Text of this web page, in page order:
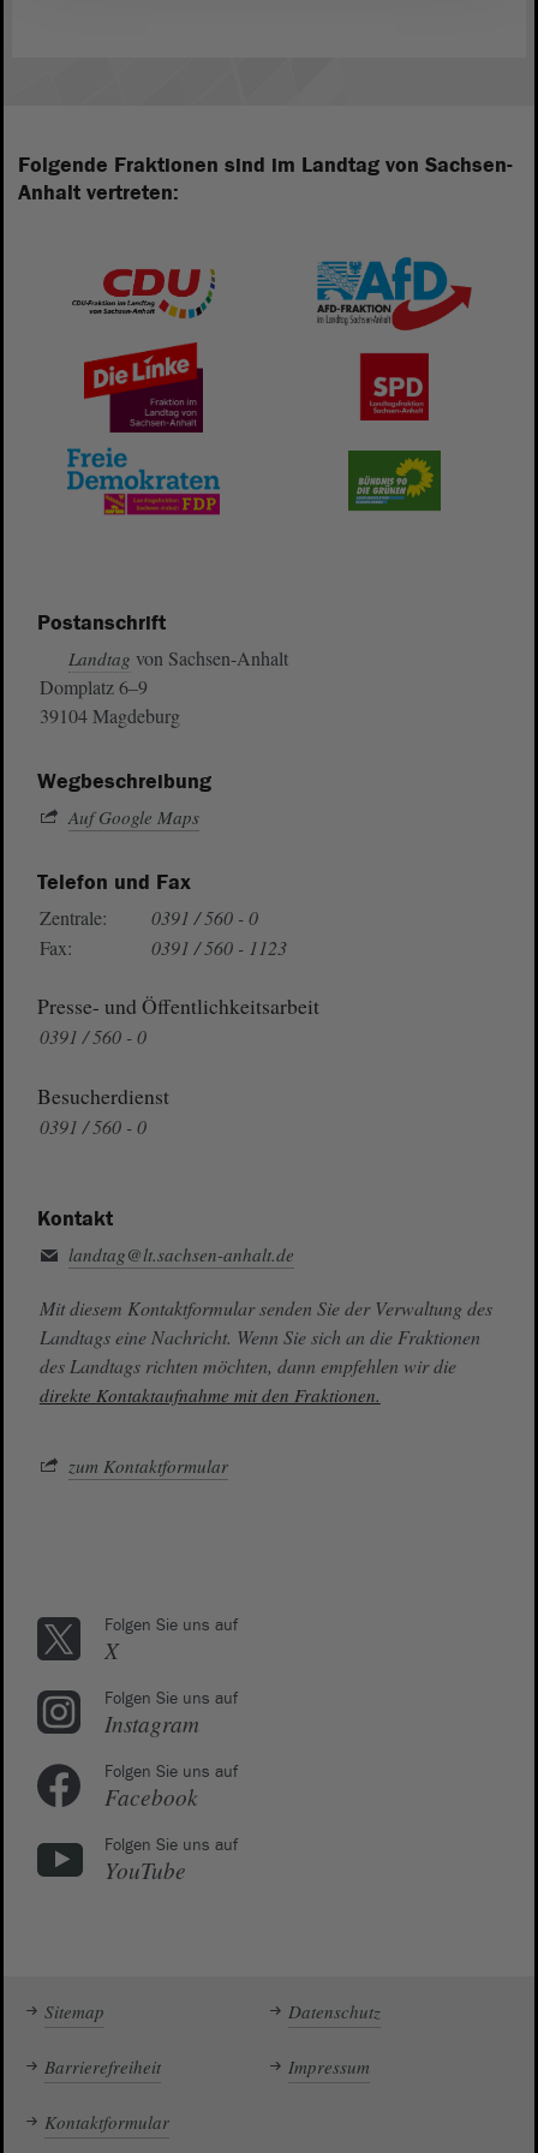
Folgende Fraktionen sind im Landtag von Sachsen-
Anhalt vertreten:
Postanschrift
Landtag von Sachsen-Anhalt
Domplatz 6–9
39104 Magdeburg
Wegbeschreibung
Auf Google Maps
Telefon und Fax
Zentrale:
0391 / 560 - 0
Fax:
0391 / 560 - 1123
Presse- und Öffentlichkeitsarbeit
0391 / 560 - 0
Besucherdienst
0391 / 560 - 0
Kontakt
landtag@lt.sachsen-anhalt.de
Mit diesem Kontaktformular senden Sie der Verwaltung des
Landtags eine Nachricht. Wenn Sie sich an die Fraktionen
des Landtags richten möchten, dann empfehlen wir die
direkte Kontaktaufnahme mit den Fraktionen.
zum Kontaktformular
Folgen Sie uns auf
X
Folgen Sie uns auf
Instagram
Folgen Sie uns auf
Facebook
Folgen Sie uns auf
YouTube
Sitemap Datenschutz
Barrierefreiheit Impressum
Kontaktformular